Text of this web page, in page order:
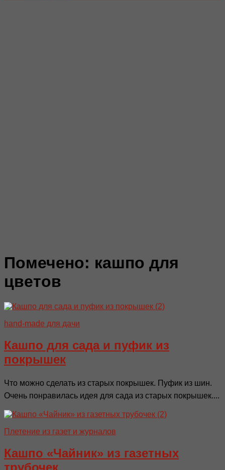
Помечено: кашпо для
цветов
hand-made для дачи
Кашпо для сада и пуфик из
покрышек
Что можно сделать из старых покрышек. Пуфик из шин.
Очень понравилась идея для сада из старых покрышек....
Плетение из газет и журналов
Кашпо «Чайник» из газетных
трубочек